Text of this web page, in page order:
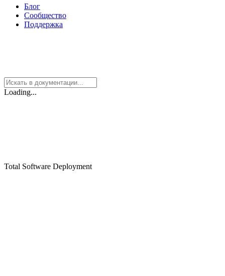
Блог
Сообщество
Поддержка
Loading...
Total Software Deployment